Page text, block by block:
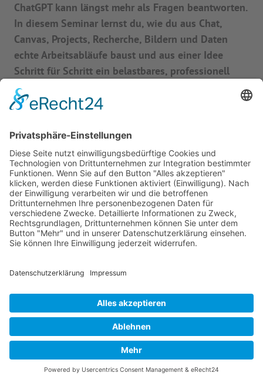
ChatGPT kann längst mehr als Fragen beantworten.
In diesem Seminar lernst du, wie du aus Chat,
Canvas, Projects, Recherche, Bildern und Daten
echte Arbeitsabläufe baust und aus einer Idee
Schritt für Schritt ein belastbares, professionell
nutzbares Ergebnis machst.
Neu
Softwareentwicklung mit KI: